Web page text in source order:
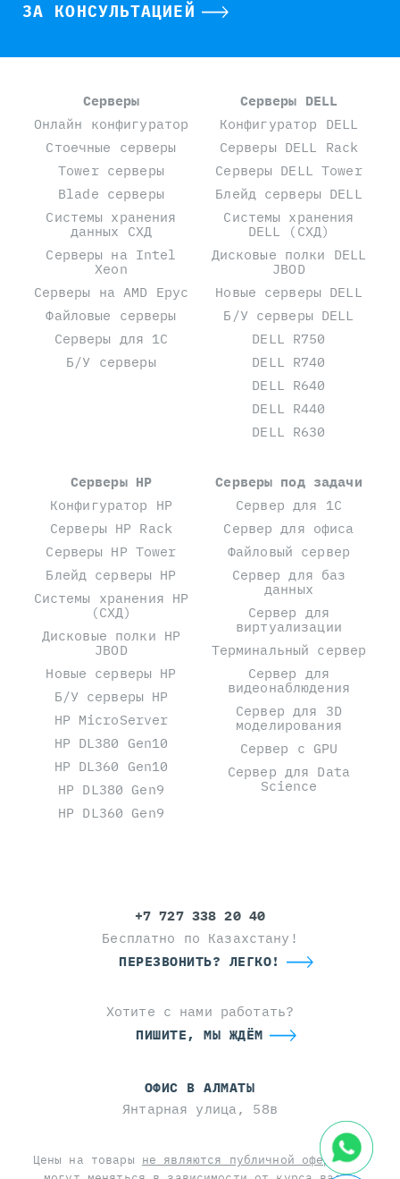
ЗА КОНСУЛЬТАЦИЕЙ
Серверы
Онлайн конфигуратор
Стоечные серверы
Tower серверы
Blade серверы
Системы хранения
данных СХД
Серверы на Intel
Xeon
Серверы на AMD Epyc
Файловые серверы
Серверы для 1С
Б/У серверы
Серверы DELL
Конфигуратор DELL
Серверы DELL Rack
Серверы DELL Tower
Блейд серверы DELL
Системы хранения
DELL (СХД)
Дисковые полки DELL
JBOD
Новые серверы DELL
Б/У серверы DELL
DELL R750
DELL R740
DELL R640
DELL R440
DELL R630
Серверы HP
Конфигуратор HP
Серверы HP Rack
Серверы HP Tower
Блейд серверы HP
Системы хранения HP
(СХД)
Дисковые полки HP
JBOD
Новые серверы HP
Б/У серверы HP
HP MicroServer
HP DL380 Gen10
HP DL360 Gen10
HP DL380 Gen9
HP DL360 Gen9
Серверы под задачи
Сервер для 1С
Сервер для офиса
Файловый сервер
Сервер для баз
данных
Сервер для
виртуализации
Терминальный сервер
Сервер для
видеонаблюдения
Сервер для 3D
моделирования
Сервер с GPU
Сервер для Data
Science
+7 727 338 20 40
Бесплатно по Казахстану!
ПЕРЕЗВОНИТЬ? ЛЕГКО!
Хотите с нами работать?
ПИШИТЕ, МЫ ЖДЁМ
ОФИС В АЛМАТЫ
Янтарная улица, 58в
Цены на товары не являются публичной офертойи